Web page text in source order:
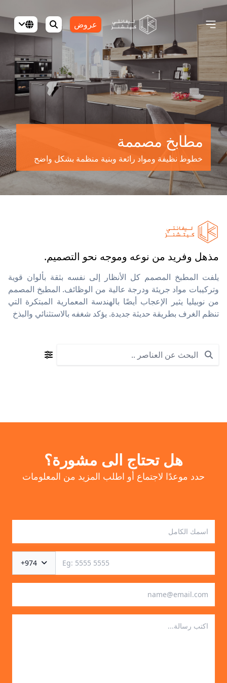
عروض
مطابخ مصممة
خطوط نظيفة ومواد رائعة وبنية منظمة بشكل واضح
مذهل وفريد من نوعه وموجه نحو التصميم.
يلفت المطبخ المصمم كل الأنظار إلى نفسه بثقة بألوان قوية
وتركيبات مواد جريئة ودرجة عالية من الوظائف. المطبخ المصمم
من نوبيليا يثير الإعجاب أيضًا بالهندسة المعمارية المبتكرة التي
تنظم الغرف بطريقة حديثة جديدة. يؤكد شغفه بالاستثنائي والبذخ
Search
هل تحتاج الى مشورة؟
حدد موعدًا لاجتماع أو اطلب المزيد من المعلومات
+974